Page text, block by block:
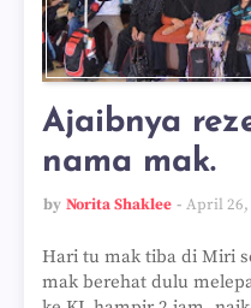
Ajaibnya
nama mak.
by Norita Shaklee April 26,
Hari tu mak tiba di Miri
mak berehat dulu